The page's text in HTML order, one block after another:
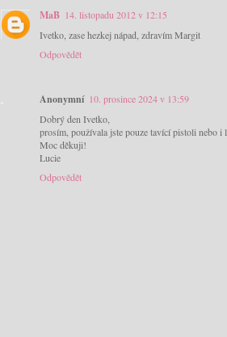
MaB 14. listopadu 2012 v 12:15
Ivetko, zase hezkej nápad, zdravím Margit
Odpovědět
Anonymní 10. prosince 2024 v 13:59
Dobrý den Ivetko,
prosím, používala jste pouze tavící pistoli nebo
Moc děkuji!
Lucie
Odpovědět